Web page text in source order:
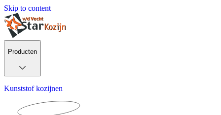
Skip to content
Producten
Kunststof kozijnen